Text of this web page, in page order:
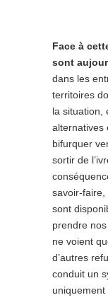
Face à
sont
dans les
territoires
la situation,
alternatives
bifurquer
sortir de
savoir-faire,
sont
prendre
ne voient
d’autres
conduit un